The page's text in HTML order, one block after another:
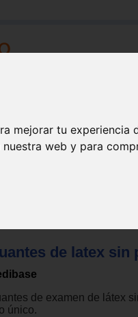
mejorar tu
web y para
de latex sin
de examen de látex
único.